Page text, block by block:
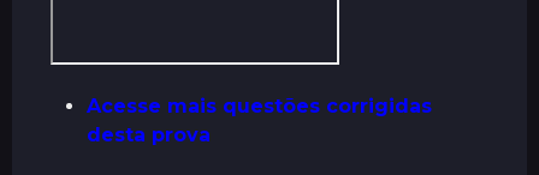
Acesse mais questões corrigidas
desta prova